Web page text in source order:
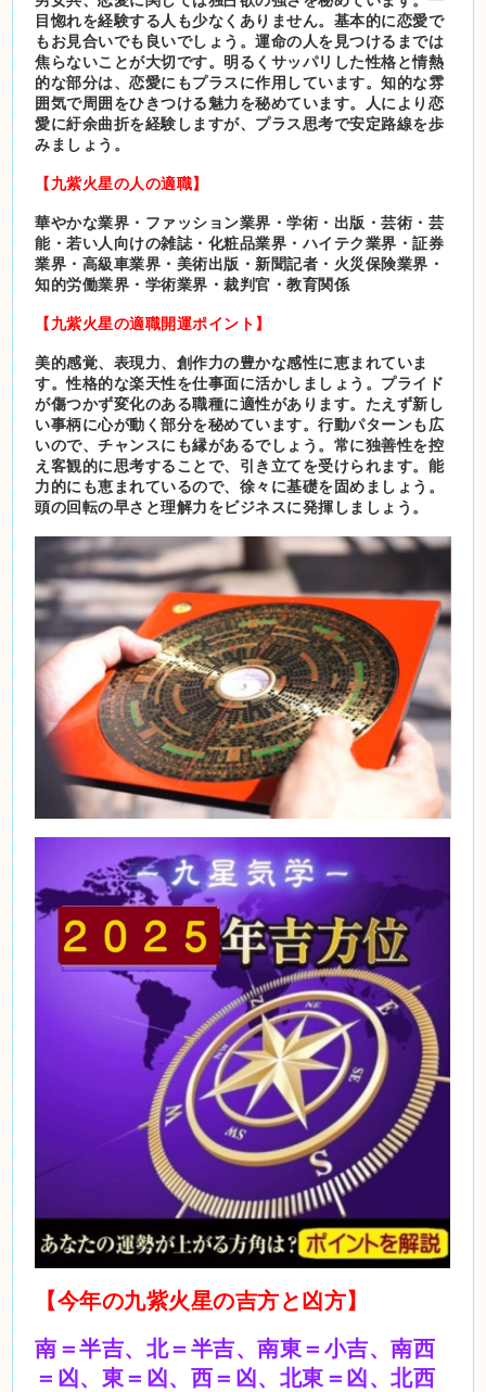
目惚れを経験する人も少なくありません。基本的に恋愛で
もお見合いでも良いでしょう。運命の人を見つけるまでは
焦らないことが大切です。明るくサッパリした性格と情熱
的な部分は、恋愛にもプラスに作用しています。知的な雰
囲気で周囲をひきつける魅力を秘めています。人により恋
愛に紆余曲折を経験しますが、プラス思考で安定路線を歩
みましょう。
【九紫火星の人の適職】
華やかな業界・ファッション業界・学術・出版・芸術・芸
能・若い人向けの雑誌・化粧品業界・ハイテク業界・証券
業界・高級車業界・美術出版・新聞記者・火災保険業界・
知的労働業界・学術業界・裁判官・教育関係
【九紫火星の適職開運ポイント】
美的感覚、表現力、創作力の豊かな感性に恵まれていま
す。性格的な楽天性を仕事面に活かしましょう。プライド
が傷つかず変化のある職種に適性があります。たえず新し
い事柄に心が動く部分を秘めています。行動パターンも広
いので、チャンスにも縁があるでしょう。常に独善性を控
え客観的に思考することで、引き立てを受けられます。能
力的にも恵まれているので、徐々に基礎を固めましょう。
頭の回転の早さと理解力をビジネスに発揮しましょう。
【今年の九紫火星の吉方と凶方】
南＝半吉、北＝半吉、南東＝小吉、南西
＝凶、東＝凶、西＝凶、北東＝凶、北西